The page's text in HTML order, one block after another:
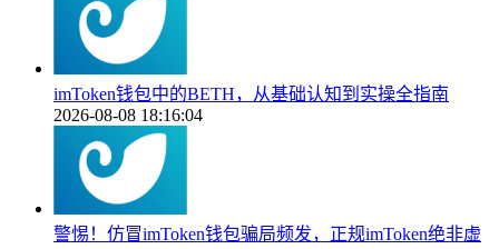
imToken钱包中的BETH，从基础认知到实操全指南
2026-08-08 18:16:04
警惕！仿冒imToken钱包骗局频发，正规imToken绝非虚